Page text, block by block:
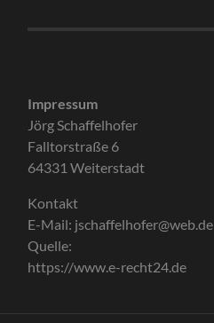
Impressum
Jörg Schaffelhofer
Falltorstraße 6
64331 Weiterstadt
Kontakt
E-Mail: jschaffelhofer@web.de
Quelle:
https://www.e-recht24.de